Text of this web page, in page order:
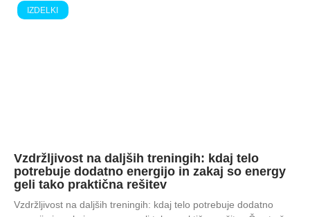
IZDELKI
Vzdržljivost na daljših treningih: kdaj telo
potrebuje dodatno energijo in zakaj so energy
geli tako praktična rešitev
Vzdržljivost na daljših treningih: kdaj telo potrebuje dodatno